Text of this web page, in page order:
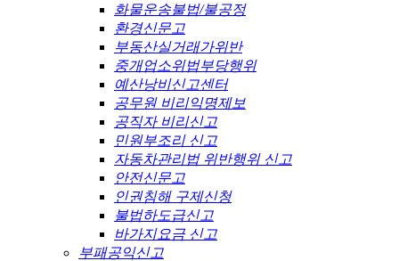
화물운송불법/불공정
환경신문고
부동산실거래가위반
중개업소위법부당행위
예산낭비신고센터
공무원 비리익명제보
공직자 비리신고
민원부조리 신고
자동차관리법 위반행위 신고
안전신문고
인권침해 구제신청
불법하도급신고
바가지요금 신고
부패공익신고